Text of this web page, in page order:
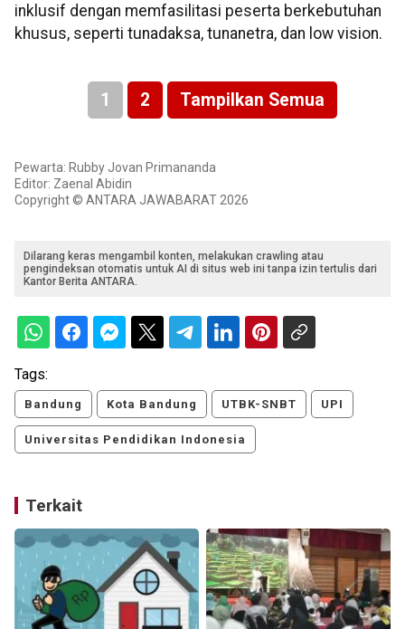
inklusif dengan memfasilitasi peserta berkebutuhan
khusus, seperti tunadaksa, tunanetra, dan low vision.
1 2 Tampilkan Semua
Pewarta: Rubby Jovan Primananda
Editor: Zaenal Abidin
Copyright © ANTARA JAWABARAT 2026
Dilarang keras mengambil konten, melakukan crawling atau
pengindeksan otomatis untuk AI di situs web ini tanpa izin tertulis dari
Kantor Berita ANTARA.
Tags:
Bandung Kota Bandung UTBK-SNBT UPI
Universitas Pendidikan Indonesia
Terkait